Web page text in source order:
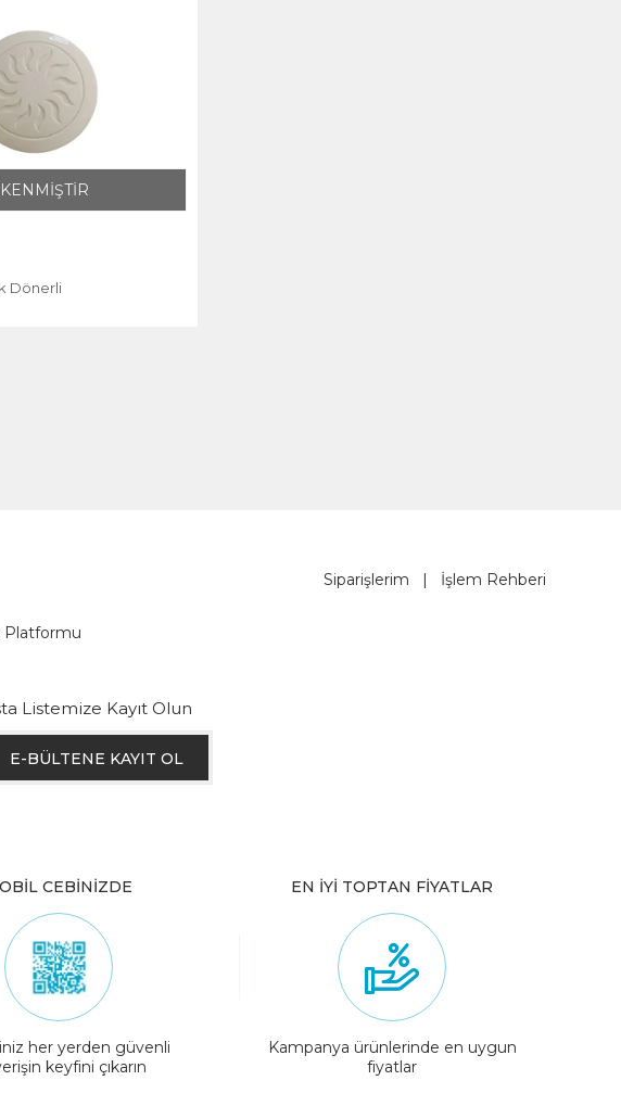
Dönerli
Siparişlerim | İşlem Rehberi
Platformu
Listemize Kayıt Olun
E-BÜLTENE KAYIT OL
CEBİNİZDE
her yerden güvenli
keyfini çıkarın
EN İYİ TOPTAN FİYATLAR
Kampanya ürünlerinde en uygun
fiyatlar